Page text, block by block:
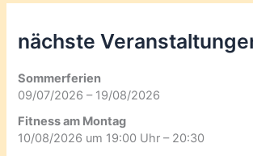
nächste
Sommerferien
09/07/2026 – 19/08/2026
Fitness am Montag
10/08/2026 um 19:00 Uhr – 20:30